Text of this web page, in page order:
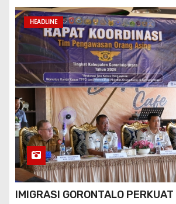
HEADLINE
IMIGRASI GORONTALO